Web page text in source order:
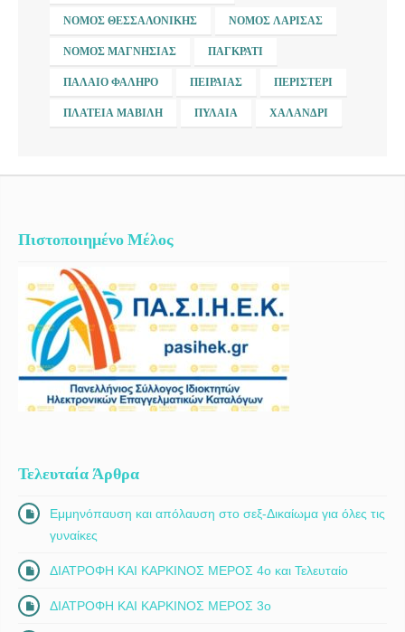
ΝΟΜΌΣ ΘΕΣΣΑΛΟΝΊΚΗΣ ΝΟΜΌΣ ΛΆΡΙΣΑΣ
ΝΟΜΌΣ ΜΑΓΝΗΣΊΑΣ ΠΑΓΚΡΆΤΙ
ΠΑΛΑΙΌ ΦΆΛΗΡΟ ΠΕΙΡΑΙΆΣ ΠΕΡΙΣΤΈΡΙ
ΠΛΑΤΕΊΑ ΜΑΒΊΛΗ ΠΥΛΑΊΑ ΧΑΛΆΝΔΡΙ
Πιστοποιημένο Μέλος
Τελευταία Άρθρα
Εμμηνόπαυση και απόλαυση στο σεξ-Δικαίωμα για όλες τις
γυναίκες
ΔΙΑΤΡΟΦΗ ΚΑΙ ΚΑΡΚΙΝΟΣ ΜΕΡΟΣ 4ο και Τελευταίο
ΔΙΑΤΡΟΦΗ ΚΑΙ ΚΑΡΚΙΝΟΣ ΜΕΡΟΣ 3ο